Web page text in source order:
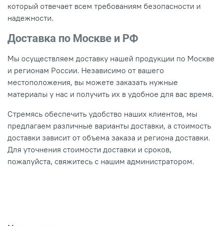
который отвечает всем требованиям безопасности и
надежности.
Доставка по Москве и РФ
Мы осуществляем доставку нашей продукции по Москве
и регионам России. Независимо от вашего
местоположения, вы можете заказать нужные
материалы у нас и получить их в удобное для вас время.
Стремясь обеспечить удобство наших клиентов, мы
предлагаем различные варианты доставки, а стоимость
доставки зависит от объема заказа и региона доставки.
Для уточнения стоимости доставки и сроков,
пожалуйста, свяжитесь с нашим администратором.